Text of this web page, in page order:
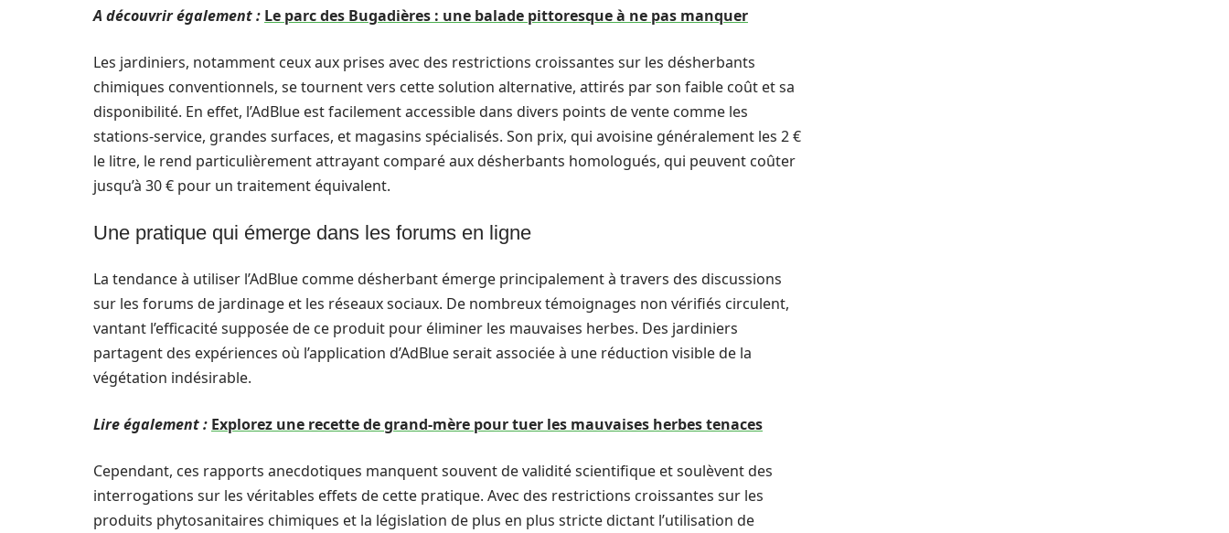
A découvrir également : Le parc des Bugadières : une balade pittoresque à ne pas manquer
Les jardiniers, notamment ceux aux prises avec des restrictions croissantes sur les désherbants
chimiques conventionnels, se tournent vers cette solution alternative, attirés par son faible coût et sa
disponibilité. En effet, l’AdBlue est facilement accessible dans divers points de vente comme les
stations-service, grandes surfaces, et magasins spécialisés. Son prix, qui avoisine généralement les 2 €
le litre, le rend particulièrement attrayant comparé aux désherbants homologués, qui peuvent coûter
jusqu’à 30 € pour un traitement équivalent.
Une pratique qui émerge dans les forums en ligne
La tendance à utiliser l’AdBlue comme désherbant émerge principalement à travers des discussions
sur les forums de jardinage et les réseaux sociaux. De nombreux témoignages non vérifiés circulent,
vantant l’efficacité supposée de ce produit pour éliminer les mauvaises herbes. Des jardiniers
partagent des expériences où l’application d’AdBlue serait associée à une réduction visible de la
végétation indésirable.
Lire également : Explorez une recette de grand-mère pour tuer les mauvaises herbes tenaces
Cependant, ces rapports anecdotiques manquent souvent de validité scientifique et soulèvent des
interrogations sur les véritables effets de cette pratique. Avec des restrictions croissantes sur les
produits phytosanitaires chimiques et la législation de plus en plus stricte dictant l’utilisation de